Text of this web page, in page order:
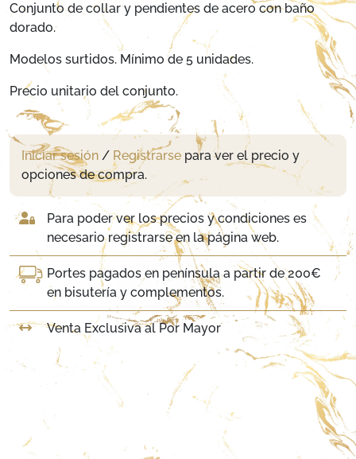
Conjunto de collar y pendientes de acero con baño
dorado.
Modelos surtidos. Mínimo de 5 unidades.
Precio unitario del conjunto.
Iniciar sesión / Registrarse para ver el precio y
opciones de compra.
Para poder ver los precios y condiciones es
necesario registrarse en la página web.
Portes pagados en península a partir de 200€
en bisutería y complementos.
Venta Exclusiva al Por Mayor